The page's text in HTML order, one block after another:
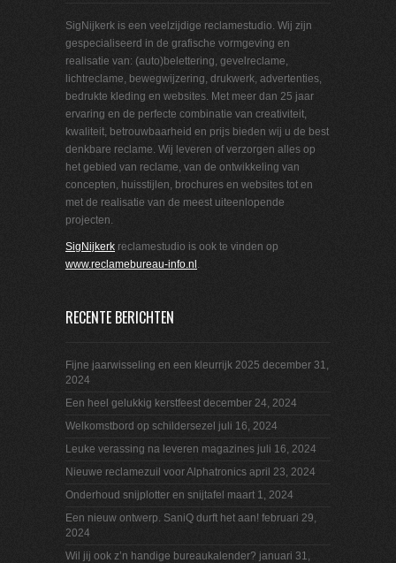
SigNijkerk is een veelzijdige reclamestudio. Wij zijn
gespecialiseerd in de grafische vormgeving en
realisatie van: (auto)belettering, gevelreclame,
lichtreclame, bewegwijzering, drukwerk, advertenties,
bedrukte kleding en websites. Met meer dan 25 jaar
ervaring en de perfecte combinatie van creativiteit,
kwaliteit, betrouwbaarheid en prijs bieden wij u de best
denkbare reclame. Wij leveren of verzorgen alles op
het gebied van reclame, van de ontwikkeling van
concepten, huisstijlen, brochures en websites tot en
met de realisatie van de meest uiteenlopende
projecten.
SigNijkerk reclamestudio is ook te vinden op
www.reclamebureau-info.nl
RECENTE BERICHTEN
Fijne jaarwisseling en een kleurrijk 2025 december 31,
2024
Een heel gelukkig kerstfeest december 24, 2024
Welkomstbord op schildersezel juli 16, 2024
Leuke verassing na leveren magazines juli 16, 2024
Nieuwe reclamezuil voor Alphatronics april 23, 2024
Onderhoud snijplotter en snijtafel maart 1, 2024
Een nieuw ontwerp. SaniQ durft het aan! februari 29,
2024
Wil jij ook z’n handige bureaukalender? januari 31,